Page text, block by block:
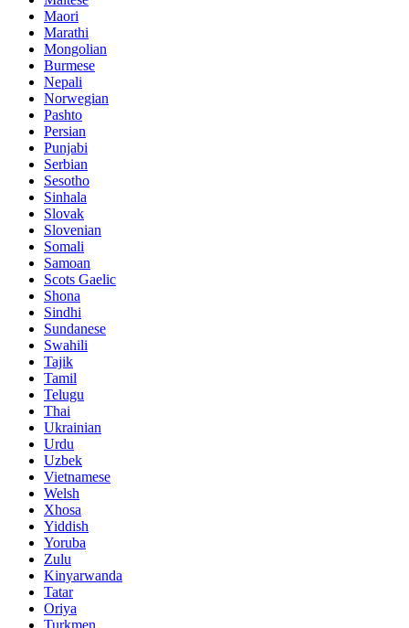
Maori
Marathi
Mongolian
Burmese
Nepali
Norwegian
Pashto
Persian
Punjabi
Serbian
Sesotho
Sinhala
Slovak
Slovenian
Somali
Samoan
Scots Gaelic
Shona
Sindhi
Sundanese
Swahili
Tajik
Tamil
Telugu
Thai
Ukrainian
Urdu
Uzbek
Vietnamese
Welsh
Xhosa
Yiddish
Yoruba
Zulu
Kinyarwanda
Tatar
Oriya
Turkmen